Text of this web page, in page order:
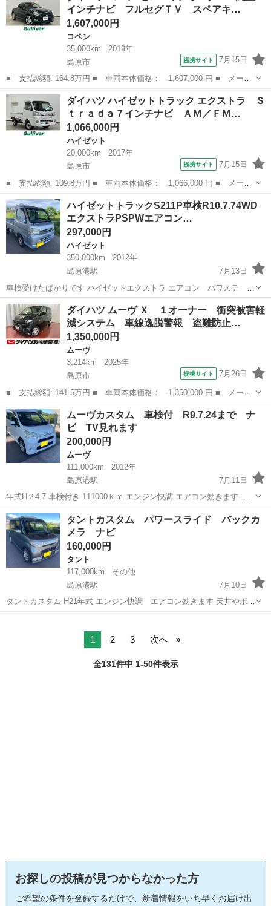
電動格納ミラ...
インチナビ フルセグＴＶ スペアキ…
1,607,000円
コペン
35,000km
2019年
島原市
提携サイト 7月15日
■ 支払総額: 164.8万円 ■ 車両本体価格： 1,607,000 円 ■ メーカ
ー名： ダイハツ ■ 車種名： コペン ■ グレード名： セロ ワ
ンオーナー 純正７インチナビ フルセグＴＶ スペアキー ルーフ
電動オー...
長崎 島原市 コペン
ダイハツ ハイゼットトラック エクストラ Ｓ
ｔｒａｄａ７インチナビ ＡＭ／ＦＭ…
1,066,000円
ハイゼット
20,000km
2017年
島原市
提携サイト 7月15日
■ 支払総額: 109.8万円 ■ 車両本体価格： 1,066,000 円 ■ メーカ
ー名： ダイハツ ■ 車種名： ハイゼットトラック ■ グレード
名： エクストラ Ｓｔｒａｄａ７インチナビ ＡＭ／ＦＭ／ＣＤ／
ＤＶＤ／フ...
長崎 島原市 ハイゼット
ハイゼットトラックS211P車検R10.7.74WD
エクストラPSPWエアコン…
297,000円
ハイゼット
350,000km
2012年
島原港駅
7月13日
車検受けたばかりです ハイゼットエクストラ エアコン パワステ パ
ワーウインドウ 集中ドアﾛｯｸ タイミングチエーン式 H２４年式 どう
もないです エアコンかなり効きます 4WDなります リサイクル料
金...
長崎 島原市 島原港駅 ハイゼット トラック
ダイハツ ムーヴ Ｘ １オーナー 衝突被害軽
減システム 車線逸脱警報 盗難防止…
1,350,000円
ムーヴ
3,214km
2025年
島原市
提携サイト 7月26日
■ 支払総額: 141.5万円 ■ 車両本体価格： 1,350,000 円 ■ メーカ
ー名： ダイハツ ■ 車種名： ムーヴ ■ グレード名： Ｘ １オ
ーナー 衝突被害軽減システム 車線逸脱警報 盗難防止 電動格納
ミラー ...
長崎 島原市 ムーヴ
ムーヴカスタム 車検付 R9.7.24まで ナ
ビ TV見れます
200,000円
ムーヴ
111,000km
2012年
島原港駅
7月11日
年式H２4.7 車検付き 111000ｋｍ エンジン快調 エアコン効きます エ
ンジンオイル交換しました タイヤもまだ大丈夫です 室内も綺麗な方だ
と思います テレビもみれました 走行には、どう...
長崎 島原市 島原港駅
タントカスタム パワースライド バックカ
メラ ナビ
160,000円
タント
117,000km
その他
島原港駅
7月10日
タントカスタム H21年式 エンジン快調 エアコン効きます 天井やボン
ネット剥げていません バンパーしたスリ傷あります 抹消しています
1 2 3 次へ
全131件中 1-50件表示
お探しの投稿が見つからなかった方
ご希望の条件を登録するだけで、新着情報をいち早くお届け出